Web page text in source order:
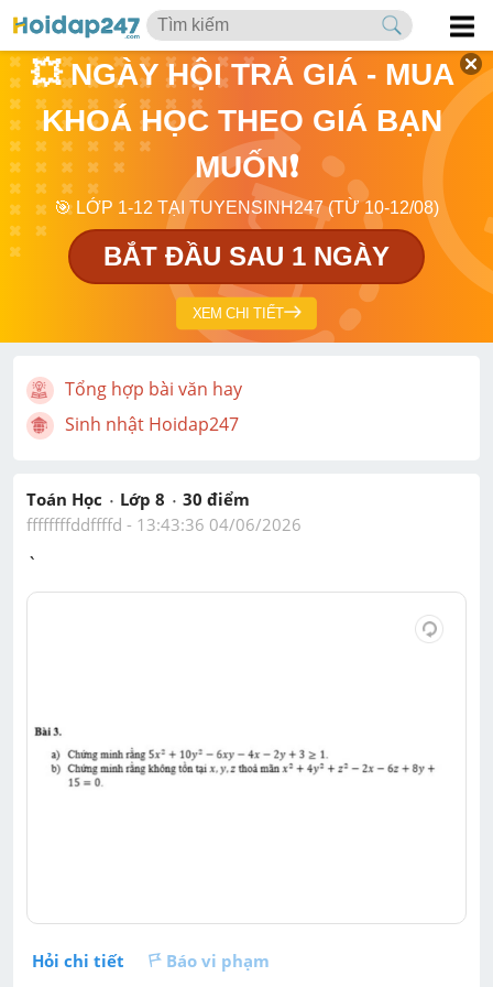
💥 NGÀY HỘI TRẢ GIÁ - MUA
KHOÁ HỌC THEO GIÁ BẠN
MUỐN❗
🎯 LỚP 1-12 TẠI TUYENSINH247 (TỪ 10-12/08)
BẮT ĐẦU SAU 1 NGÀY
XEM CHI TIẾT
Tổng hợp bài văn hay
Sinh nhật Hoidap247
Toán Học Lớp 8 30 điểm
ffffffffddffffd - 13:43:36 04/06/2026
`
Hỏi chi tiết Báo vi phạm